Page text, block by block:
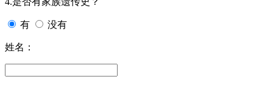
有 没有
姓名：